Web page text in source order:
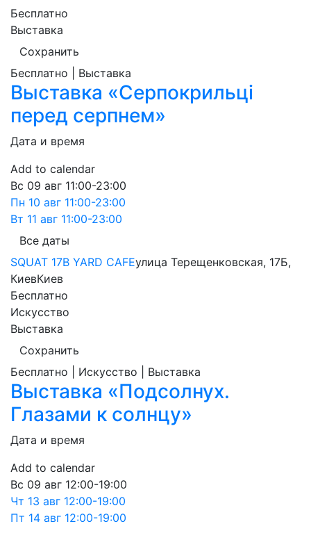
Бесплатно
Выставка
Сохранить
Бесплатно | Выставка
Выставка «Серпокрильці
перед серпнем»
Дата и время
Add to calendar
Вс 09 авг 11:00-23:00
Пн 10 авг 11:00-23:00
Вт 11 авг 11:00-23:00
Все даты
SQUAT 17B YARD CAFEулица Терещенковская, 17Б,
КиевКиев
Бесплатно
Искусство
Выставка
Сохранить
Бесплатно | Искусство | Выставка
Выставка «Подсолнух.
Глазами к солнцу»
Дата и время
Add to calendar
Вс 09 авг 12:00-19:00
Чт 13 авг 12:00-19:00
Пт 14 авг 12:00-19:00